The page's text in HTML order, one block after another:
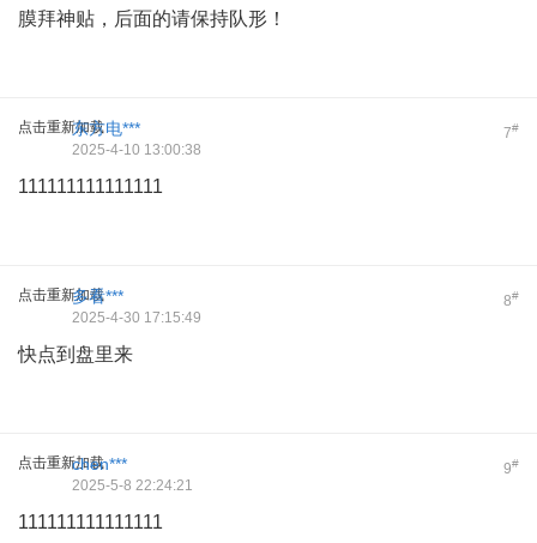
膜拜神贴，后面的请保持队形！
点击重新加载 7#
东方电***
2025-4-10 13:00:38
111111111111111
点击重新加载 8#
多看***
2025-4-30 17:15:49
快点到盘里来
点击重新加载 9#
chen***
2025-5-8 22:24:21
111111111111111